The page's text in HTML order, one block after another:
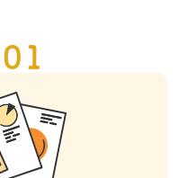
01